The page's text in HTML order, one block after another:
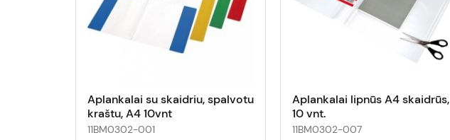
Aplankalai su skaidriu, spalvotu
kraštu, A4 10vnt
11BM0302-001
Aplankalai lipnūs A4 skaidrūs,
10 vnt.
11BM0302-007